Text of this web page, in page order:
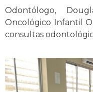
Odontólogo,
Oncológico Infantil
consultas